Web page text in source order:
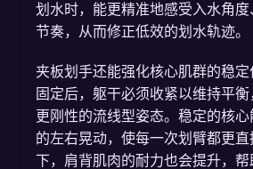
划水时，能更精准地感受入水角
节奏，从而修正低效的划水轨迹。
夹板划手还能强化核心肌群的稳
固定后，躯干必须收紧以维持平
更刚性的流线型姿态。稳定的核
的左右晃动，使每一次划臂都更
下，肩背肌肉的耐力也会提升，